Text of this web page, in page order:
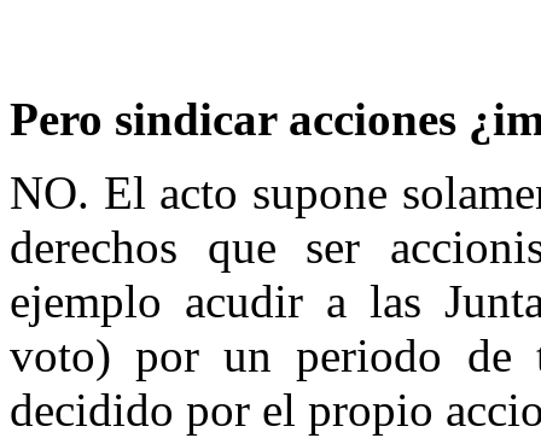
Pero sindicar acciones
NO. El acto supone
derechos que ser
ejemplo acudir a las
voto) por un periodo de
decidido por el propio